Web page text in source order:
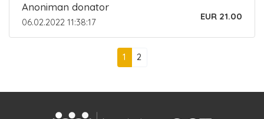
Anoniman donator
06.02.2022 11:38:17
EUR 21.00
1 2